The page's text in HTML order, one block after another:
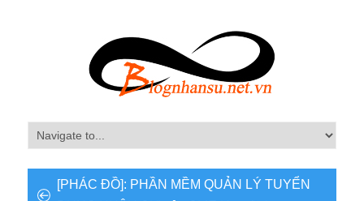
[PHÁC ĐỒ]: PHẦN MỀM QUẢN LÝ TUYỂN